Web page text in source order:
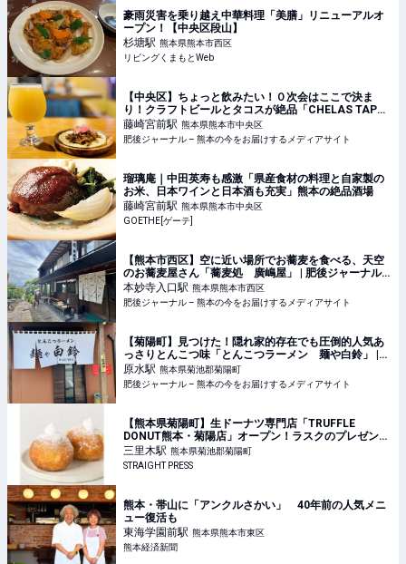
豪雨災害を乗り越え中華料理「美膳」リニューアルオ
ープン！【中央区段山】
杉塘駅 熊本県熊本市西区
リビングくまもとWeb
【中央区】ちょっと飲みたい！０次会はここで決ま
り！クラフトビールとタコスが絶品「CHELAS TAPAS
& BEER」が天国！ | 肥後ジャーナル – 熊本の今をお届
けするメディアサイト
藤崎宮前駅 熊本県熊本市中央区
肥後ジャーナル – 熊本の今をお届けするメディアサイト
瑠璃庵｜中田英寿も感激「県産食材の料理と自家製の
お米、日本ワインと日本酒も充実」熊本の絶品酒場
藤崎宮前駅 熊本県熊本市中央区
GOETHE[ゲーテ]
【熊本市西区】空に近い場所でお蕎麦を食べる、天空
のお蕎麦屋さん「蕎麦処 廣嶋屋」 | 肥後ジャーナル –
熊本の今をお届けするメディアサイト
本妙寺入口駅 熊本県熊本市西区
肥後ジャーナル – 熊本の今をお届けするメディアサイト
【菊陽町】見つけた！隠れ家的存在でも圧倒的人気あ
っさりとんこつ味「とんこつラーメン 麺や白鈴」 |
肥後ジャーナル – 熊本の今をお届けするメディアサイ
ト
原水駅 熊本県菊池郡菊陽町
肥後ジャーナル – 熊本の今をお届けするメディアサイト
【熊本県菊陽町】生ドーナツ専門店「TRUFFLE
DONUT熊本・菊陽店」オープン！ラスクのプレゼント
も
三里木駅 熊本県菊池郡菊陽町
STRAIGHT PRESS
熊本・帯山に「アンクルさかい」 40年前の人気メニ
ュー復活も
東海学園前駅 熊本県熊本市東区
熊本経済新聞